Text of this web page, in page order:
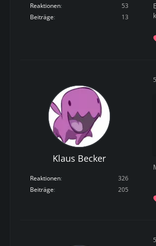
Reaktionen
53
Beiträge
13
Klaus Becker
Reaktionen
326
Beiträge
205